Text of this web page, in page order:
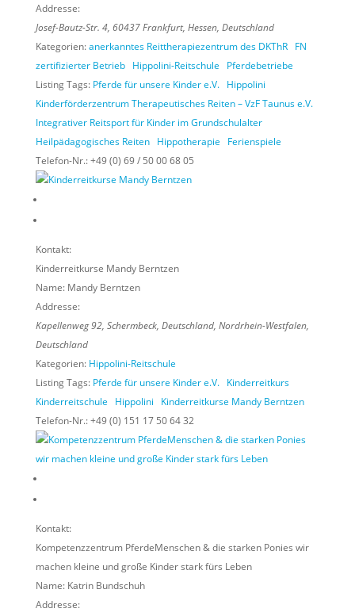
Addresse:
Josef-Bautz-Str. 4, 60437Frankfurt, Hessen, Deutschland
Kategorien:anerkanntes Reittherapiezentrum des DKThR FN
zertifizierter Betrieb Hippolini-Reitschule
Pferdebetriebe
Listing Tags: Pferde für unsere Kinder e.V. Hippolini
Kinderförderzentrum Therapeutisches Reiten – VzF Taunus e.V.
Integrativer Reitsport für Kinder im Grundschulalter
Heilpädagogisches Reiten Hippotherapie
Ferienspiele
Telefon-Nr.:+49 (0) 69 / 50 00 68 05
Kontakt:
Kinderreitkurse Mandy Berntzen
Name: Mandy Berntzen
Addresse:
Kapellenweg 92, Schermbeck, Deutschland, Nordrhein-Westfalen,
Deutschland
Kategorien: Hippolini-Reitschule
Listing Tags: Pferde für unsere Kinder e.V. Kinderreitkurs
Kinderreitschule
Hippolini
Kinderreitkurse Mandy Berntzen
Telefon-Nr.:+49 (0) 151 17 50 64 32
Kontakt:
Kompetenzzentrum PferdeMenschen & die starken Ponies wir
machen kleine und große Kinder stark fürs Leben
Name: Katrin Bundschuh
Addresse: